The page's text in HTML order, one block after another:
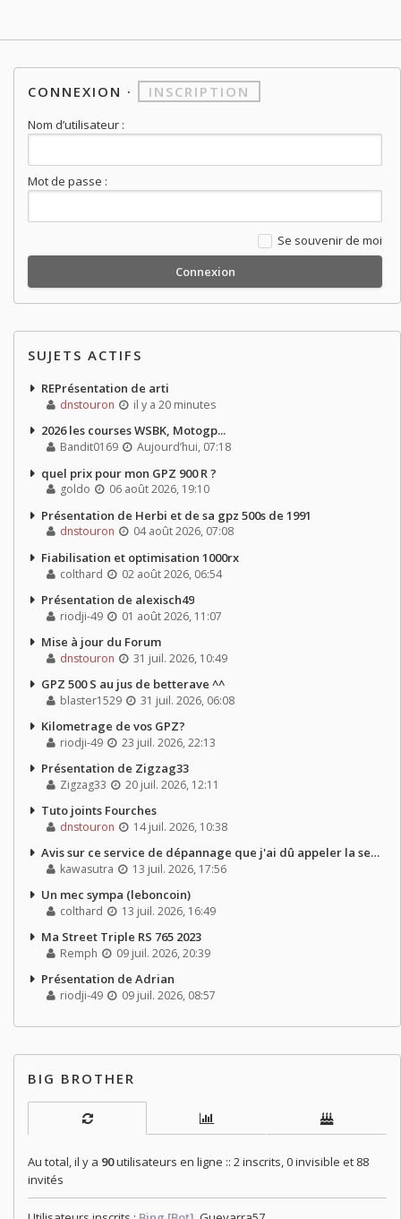
CONNEXION · INSCRIPTION
Nom d’utilisateur :
Mot de passe :
Se souvenir de moi
SUJETS ACTIFS
REPrésentation de arti
dnstouron il y a 20 minutes
2026 les courses WSBK, Motogp...
Bandit0169 Aujourd’hui, 07:18
quel prix pour mon GPZ 900 R ?
goldo 06 août 2026, 19:10
Présentation de Herbi et de sa gpz 500s de 1991
dnstouron 04 août 2026, 07:08
Fiabilisation et optimisation 1000rx
colthard 02 août 2026, 06:54
Présentation de alexisch49
riodji-49 01 août 2026, 11:07
Mise à jour du Forum
dnstouron 31 juil. 2026, 10:49
GPZ 500 S au jus de betterave ^^
blaster1529 31 juil. 2026, 06:08
Kilometrage de vos GPZ?
riodji-49 23 juil. 2026, 22:13
Présentation de Zigzag33
Zigzag33 20 juil. 2026, 12:11
Tuto joints Fourches
dnstouron 14 juil. 2026, 10:38
Avis sur ce service de dépannage que j'ai dû appeler la semaine dernière
kawasutra 13 juil. 2026, 17:56
Un mec sympa (leboncoin)
colthard 13 juil. 2026, 16:49
Ma Street Triple RS 765 2023
Remph 09 juil. 2026, 20:39
Présentation de Adrian
riodji-49 09 juil. 2026, 08:57
BIG BROTHER
Au total, il y a 90utilisateurs en ligne :: 2 inscrits, 0 invisible et 88
invités